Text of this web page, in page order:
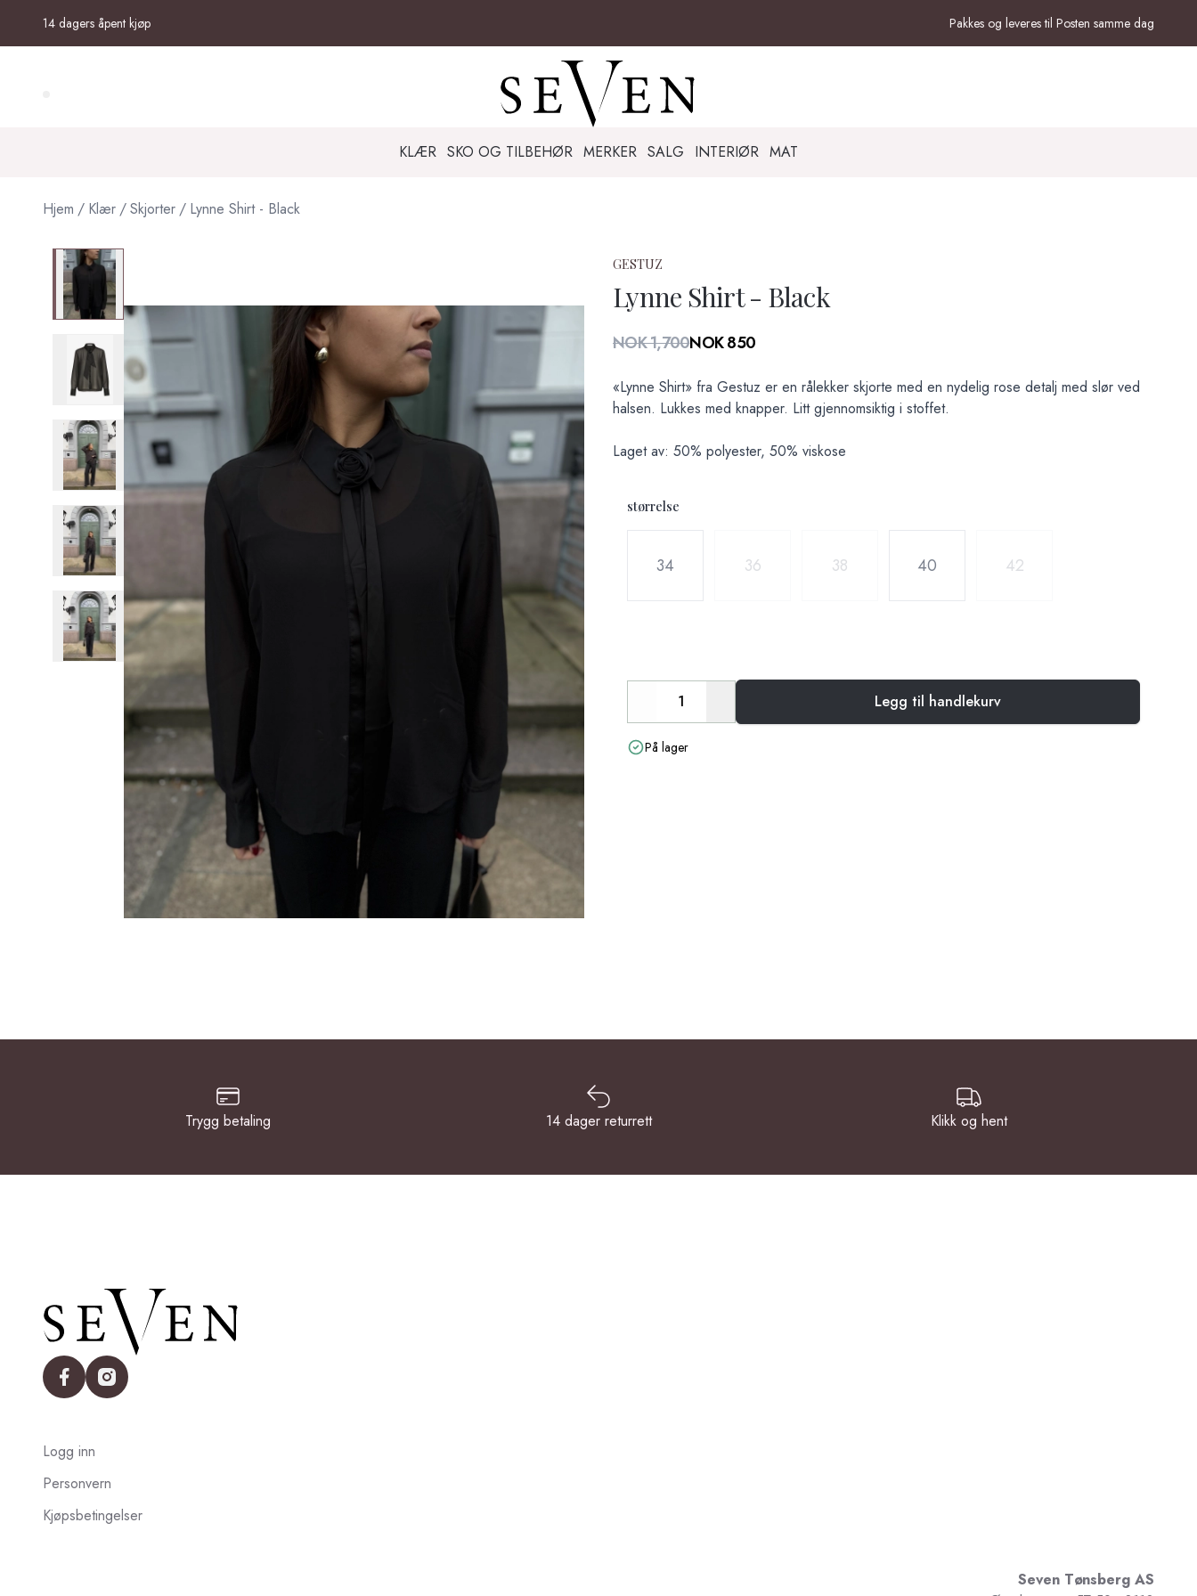
14 dagers åpent kjøp Pakkes og leveres til Posten samme dag
KLÆR SKO OG TILBEHØR MERKER SALG INTERIØR MAT
Hjem / Klær /Skjorter / Lynne Shirt - Black
GESTUZ
Lynne Shirt - Black
Produktdetaljer
NOK 1,700NOK 850
Description
«Lynne Shirt» fra Gestuz er en rålekker skjorte med en nydelig rose detalj med slør ved
halsen. Lukkes med knapper. Litt gjennomsiktig i stoffet.
Laget av: 50% polyester, 50% viskose
størrelse
Velg en størrelse
34 36 38 40 42
Decrease Legg til handlekurv
På lager
Trygg betaling 14 dager returrett Klikk og hent
facebookinstagram
Logg inn
Personvern
Kjøpsbetingelser
Seven Tønsberg AS